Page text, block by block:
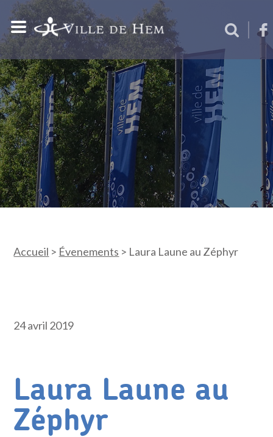
Accueil > Évenements > Laura Laune au Zéphyr
24 avril 2019
Laura Laune au
Zéphyr